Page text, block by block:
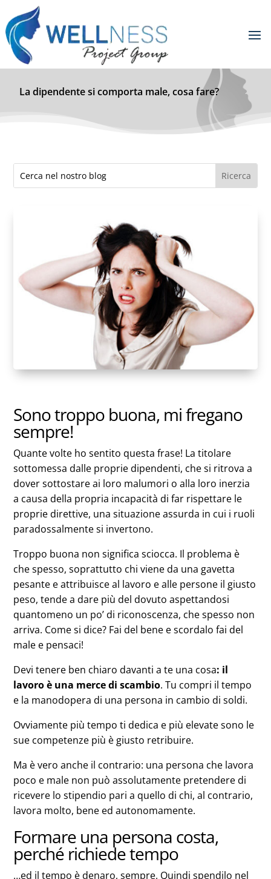
La dipendente si comporta male, cosa fare?
Sono troppo buona, mi fregano
sempre!
Quante volte ho sentito questa frase! La titolare
sottomessa dalle proprie dipendenti, che si ritrova a
dover sottostare ai loro malumori o alla loro inerzia
a causa della propria incapacità di far rispettare le
proprie direttive, una situazione assurda in cui i ruoli
paradossalmente si invertono.
Troppo buona non significa sciocca. Il problema è
che spesso, soprattutto chi viene da una gavetta
pesante e attribuisce al lavoro e alle persone il giusto
peso, tende a dare più del dovuto aspettandosi
quantomeno un po’ di riconoscenza, che spesso non
arriva. Come si dice? Fai del bene e scordalo fai del
male e pensaci!
Devi tenere ben chiaro davanti a te una cosa: il
lavoro è una merce di scambio. Tu compri il tempo
e la manodopera di una persona in cambio di soldi.
Ovviamente più tempo ti dedica e più elevate sono le
sue competenze più è giusto retribuire.
Ma è vero anche il contrario: una persona che lavora
poco e male non può assolutamente pretendere di
ricevere lo stipendio pari a quello di chi, al contrario,
lavora molto, bene ed autonomamente.
Formare una persona costa,
perché richiede tempo
…ed il tempo è denaro, sempre. Quindi spendilo nel